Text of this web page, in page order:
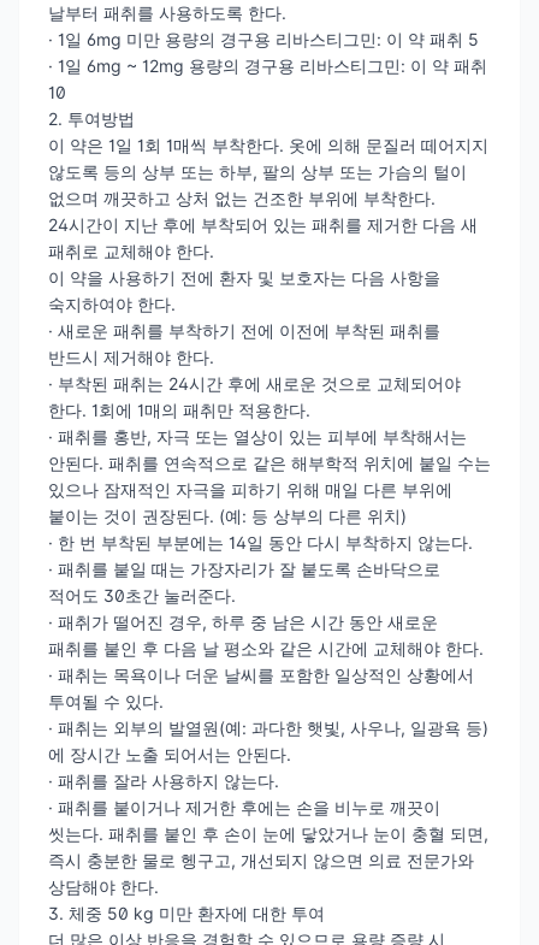
날부터 패취를 사용하도록 한다.
· 1일 6mg 미만 용량의 경구용 리바스티그민: 이 약 패취 5
· 1일 6mg ~ 12mg 용량의 경구용 리바스티그민: 이 약 패취
10
2. 투여방법
이 약은 1일 1회 1매씩 부착한다. 옷에 의해 문질러 떼어지지
않도록 등의 상부 또는 하부, 팔의 상부 또는 가슴의 털이
없으며 깨끗하고 상처 없는 건조한 부위에 부착한다.
24시간이 지난 후에 부착되어 있는 패취를 제거한 다음 새
패취로 교체해야 한다.
이 약을 사용하기 전에 환자 및 보호자는 다음 사항을
숙지하여야 한다.
· 새로운 패취를 부착하기 전에 이전에 부착된 패취를
반드시 제거해야 한다.
· 부착된 패취는 24시간 후에 새로운 것으로 교체되어야
한다. 1회에 1매의 패취만 적용한다.
· 패취를 홍반, 자극 또는 열상이 있는 피부에 부착해서는
안된다. 패취를 연속적으로 같은 해부학적 위치에 붙일 수는
있으나 잠재적인 자극을 피하기 위해 매일 다른 부위에
붙이는 것이 권장된다. (예: 등 상부의 다른 위치)
· 한 번 부착된 부분에는 14일 동안 다시 부착하지 않는다.
· 패취를 붙일 때는 가장자리가 잘 붙도록 손바닥으로
적어도 30초간 눌러준다.
· 패취가 떨어진 경우, 하루 중 남은 시간 동안 새로운
패취를 붙인 후 다음 날 평소와 같은 시간에 교체해야 한다.
· 패취는 목욕이나 더운 날씨를 포함한 일상적인 상황에서
투여될 수 있다.
· 패취는 외부의 발열원(예: 과다한 햇빛, 사우나, 일광욕 등)
에 장시간 노출 되어서는 안된다.
· 패취를 잘라 사용하지 않는다.
· 패취를 붙이거나 제거한 후에는 손을 비누로 깨끗이
씻는다. 패취를 붙인 후 손이 눈에 닿았거나 눈이 충혈 되면,
즉시 충분한 물로 헹구고, 개선되지 않으면 의료 전문가와
상담해야 한다.
3. 체중 50 kg 미만 환자에 대한 투여
더 많은 이상 반응을 경험할 수 있으므로 용량 증량 시